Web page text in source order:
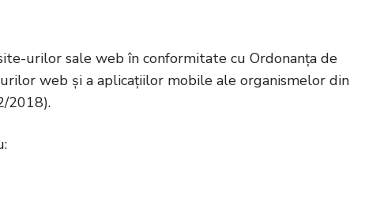
urilor sale web în conformitate cu Ordonanţa de
web şi a aplicațiilor mobile ale organismelor din
2018).